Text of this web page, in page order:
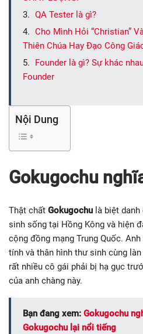
QA Tester là gì?
Cho Mình Hỏi “Christian”
Thiên Chúa Hay Đạo Công
Founder là gì? Sự khác
Founder
Nội Dung
Gokugochu
Thật chất Gokugochu là biệt
sinh sống tại Hồng Kông và hiện
cộng đồng mạng Trung Quốc.
tính và thân hình thư sinh cùng
rất nhiều cô gái phải bị hạ gục
của anh chàng này.
Bạn đang xem: Gokugochu
Gokugochu lại nổi tiếng